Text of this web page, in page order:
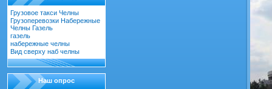
Грузовое такси Челны
Грузоперевозки Набережные
Челны Газель
газель
набережные челны
Вид сверху наб челны
Наш опрос